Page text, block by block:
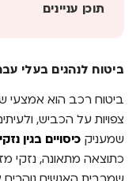
תוכן עניינים
להשוות מחירי
דקות
ביטוח לנהגים בעלי
ביטוח רכב הוא אמצעי
צפויות על הכביש,
שמעניק כיסויים בגין
כתוצאה מתאונה, נזקי